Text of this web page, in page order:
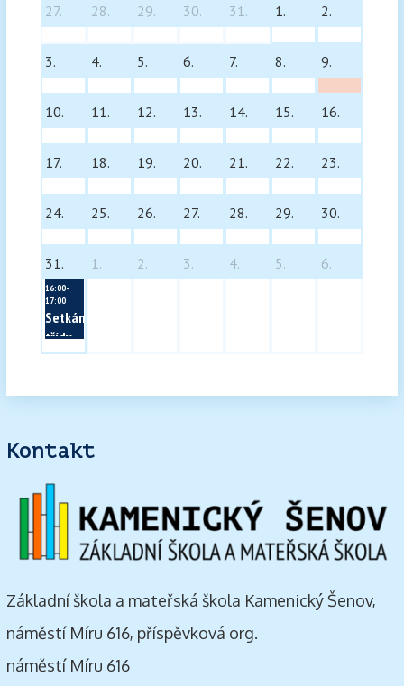
27. 28. 29. 30. 31. 1. 2.
3. 4. 5. 6. 7. 8. 9.
10. 11. 12. 13. 14. 15. 16.
17. 18. 19. 20. 21. 22. 23.
24. 25. 26. 27. 28. 29. 30.
31. 1. 2. 3. 4. 5. 6.
16:00-
17:00
Setkání
třídy
Mozaika
Kontakt
Základní škola a mateřská škola Kamenický Šenov,
náměstí Míru 616, příspěvková org.
náměstí Míru 616